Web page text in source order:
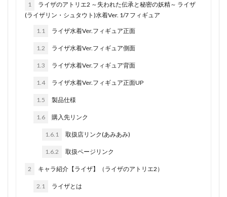
1
ライザのアトリエ2 ～失われた伝承と秘密の妖精～ ライザ
(ライザリン・シュタウト)水着Ver. 1/7 フィギュア
1.1 ライザ水着Ver.フィギュア正面
1.2 ライザ水着Ver.フィギュア側面
1.3 ライザ水着Ver.フィギュア背面
1.4 ライザ水着Ver.フィギュア正面UP
1.5 製品仕様
1.6 購入先リンク
1.6.1 取扱店リンク(あみあみ)
1.6.2 取扱ページリンク
2 キャラ紹介【ライザ】（ライザのアトリエ2）
2.1 ライザとは